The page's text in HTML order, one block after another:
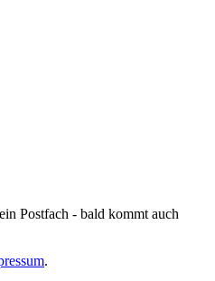
Postfach - bald kommt auch
.